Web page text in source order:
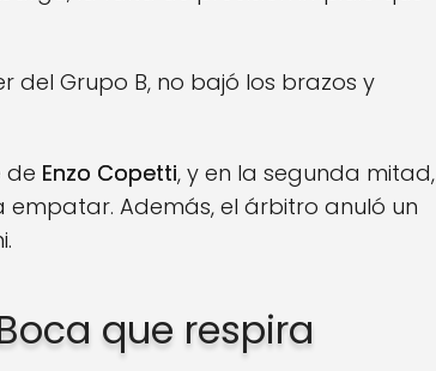
del Grupo B, no bajó los brazos y
de Enzo Copetti, y en la segunda mitad,
Además, el árbitro anuló un
que respira